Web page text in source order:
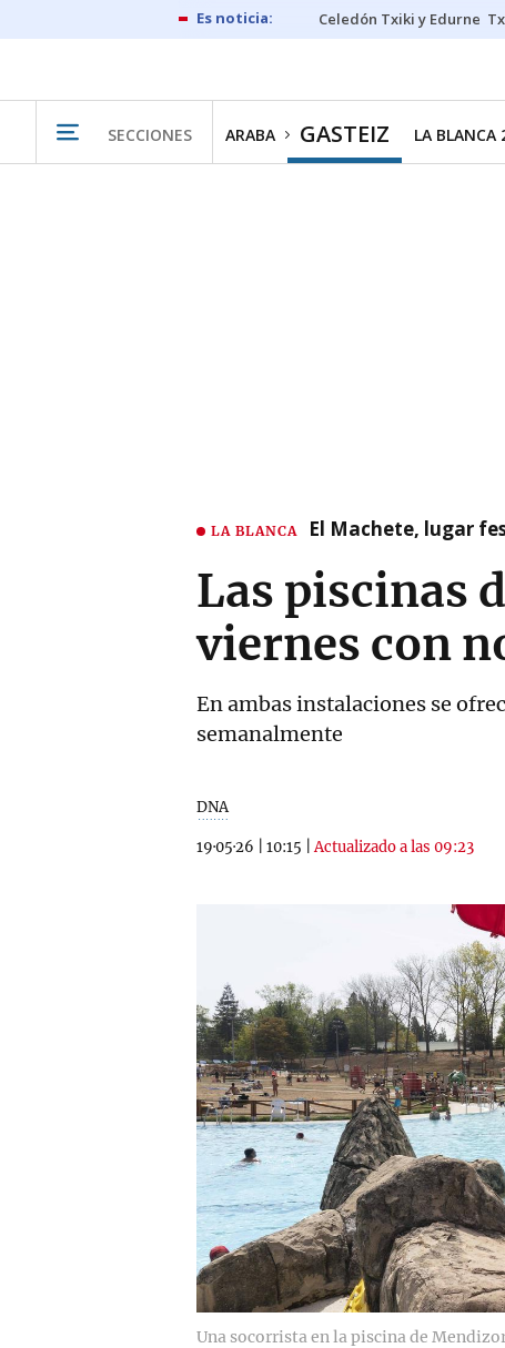
Celedón Txiki y Edurne
SECCIONES ARABA GASTEIZ LA BLANCA
LA BLANCA El Machete, lugar
Las piscinas
viernes con
En ambas instalaciones se
semanalmente
DNA
19·05·26 10:15 |Actualizado a las 09:23
Una socorrista en la piscina de